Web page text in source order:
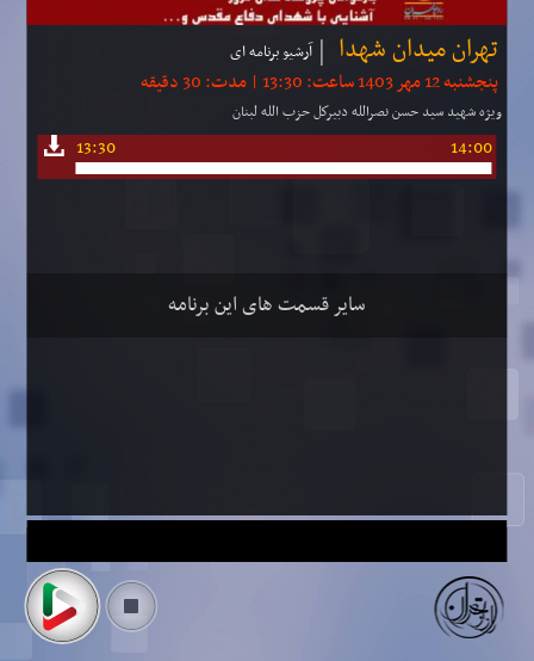
تهران میدان شهدا آرشیو برنامه ای
پنجشنبه 12 مهر 1403 ساعت: 13:30 | مدت: 30 دقیقه
ویژه شهید سید حسن نصرالله دبیركل حزب الله لبنان
13:30 14:00
سایر قسمت های این برنامه